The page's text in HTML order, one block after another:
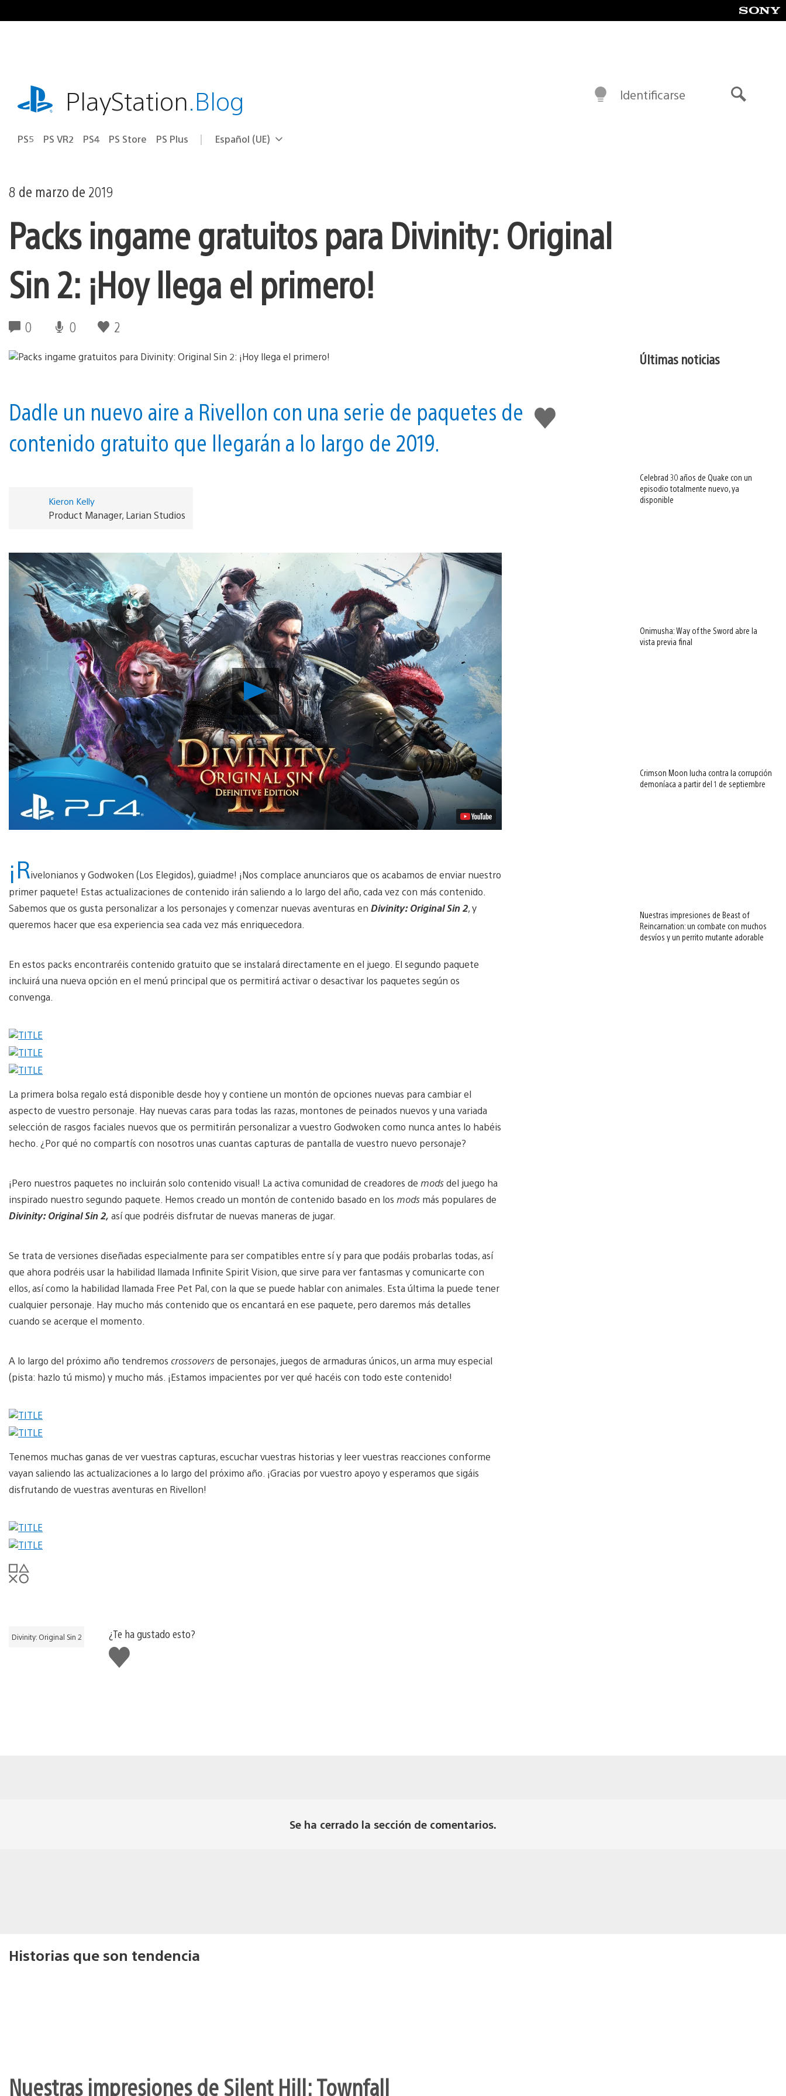
al
playstation.comPlayStation.Blog
PS5 PS VR2 PS4 PS Store PS Plus Selecciona
Región
Español (UE)
Identificarse
8 de marzo de 2019
Packs ingame gratuitos para Divinity: Original
Sin 2: ¡Hoy llega el primero!
0 0 2
Me
gusta
esto
Dadle un nuevo aire a Rivellon con una serie de paquetes de
contenido gratuito que llegarán a lo largo de 2019.
Kieron Kelly
Product Manager, Larian Studios
Reproducir
vídeo
¡Rivelonianos y Godwoken (Los Elegidos), guiadme! ¡Nos complace anunciaros que os acabamos de enviar nuestro
primer paquete! Estas actualizaciones de contenido irán saliendo a lo largo del año, cada vez con más contenido.
Sabemos que os gusta personalizar a los personajes y comenzar nuevas aventuras en Divinity: Original Sin 2, y
queremos hacer que esa experiencia sea cada vez más enriquecedora.
En estos packs encontraréis contenido gratuito que se instalará directamente en el juego. El segundo paquete
incluirá una nueva opción en el menú principal que os permitirá activar o desactivar los paquetes según os
convenga.
La primera bolsa regalo está disponible desde hoy y contiene un montón de opciones nuevas para cambiar el
aspecto de vuestro personaje. Hay nuevas caras para todas las razas, montones de peinados nuevos y una variada
selección de rasgos faciales nuevos que os permitirán personalizar a vuestro Godwoken como nunca antes lo habéis
hecho. ¿Por qué no compartís con nosotros unas cuantas capturas de pantalla de vuestro nuevo personaje?
¡Pero nuestros paquetes no incluirán solo contenido visual! La activa comunidad de creadores de modsdel juego ha
inspirado nuestro segundo paquete. Hemos creado un montón de contenido basado en los mods más populares de
Divinity: Original Sin 2, así que podréis disfrutar de nuevas maneras de jugar.
Se trata de versiones diseñadas especialmente para ser compatibles entre sí y para que podáis probarlas todas, así
que ahora podréis usar la habilidad llamada Infinite Spirit Vision, que sirve para ver fantasmas y comunicarte con
ellos, así como la habilidad llamada Free Pet Pal, con la que se puede hablar con animales. Esta última la puede tener
cualquier personaje. Hay mucho más contenido que os encantará en ese paquete, pero daremos más detalles
cuando se acerque el momento.
A lo largo del próximo año tendremos crossoversde personajes, juegos de armaduras únicos, un arma muy especial
(pista: hazlo tú mismo) y mucho más. ¡Estamos impacientes por ver qué hacéis con todo este contenido!
Tenemos muchas ganas de ver vuestras capturas, escuchar vuestras historias y leer vuestras reacciones conforme
vayan saliendo las actualizaciones a lo largo del próximo año. ¡Gracias por vuestro apoyo y esperamos que sigáis
disfrutando de vuestras aventuras en Rivellon!
Divinity: Original Sin 2
¿Te ha gustado esto?
Me
gusta
esto
Últimas noticias
Celebrad 30 años de Quake con un
episodio totalmente nuevo, ya
disponible
Onimusha: Way of the Sword abre la
vista previa final
Crimson Moon lucha contra la corrupción
demoníaca a partir del 1 de septiembre
Nuestras impresiones de Beast of
Reincarnation: un combate con muchos
desvíos y un perrito mutante adorable
Se ha cerrado la sección de comentarios.
Historias que son tendencia
Nuestras impresiones de Silent Hill: Townfall